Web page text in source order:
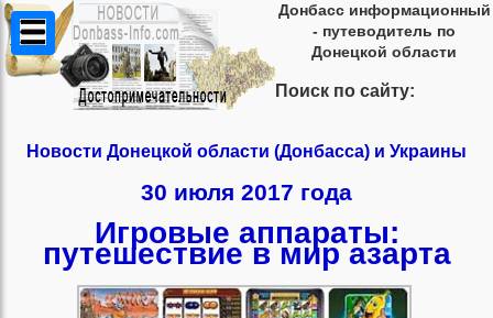
Донбасс информационный
- путеводитель по
Донецкой области
Поиск по сайту:
Новости Донецкой области (Донбасса) и Украины
30 июля 2017 года
Игровые аппараты:
путешествие в мир азарта